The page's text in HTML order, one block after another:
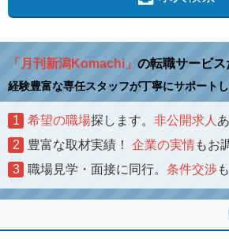
「月刊新潟Komachi」 の転職サービス
経験豊富な専任スタッフが丁寧にサポートし
1 希望の職場探します。 非公開求人
2
豊富な取材実績！ 企業の実情もお
3
職場見学・面接に同行。 条件交渉も